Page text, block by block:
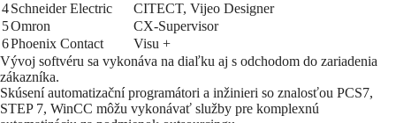
4Schneider Electric
CITECT, Vijeo Designer
5Omron
CX-Supervisor
6Phoenix Contact
Visu +
Vývoj softvéru sa vykonáva na diaľku aj s odchodom do zariadenia
zákazníka.
Skúsení automatizační programátori a inžinieri so znalosťou PCS7,
STEP 7, WinCC môžu vykonávať služby pre komplexnú